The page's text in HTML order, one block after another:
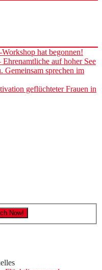
hat begonnen!
auf hoher See
Gemeinsam sprechen im
geflüchteter Frauen in